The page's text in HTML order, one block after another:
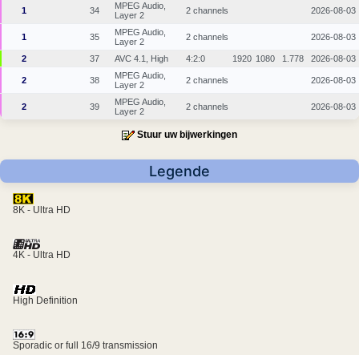
1 34
MPEG Audio,
Layer 2
2 channels 2026-08-03
1 35
MPEG Audio,
Layer 2
2 channels 2026-08-03
2 37 AVC 4.1, High 4:2:0 1920 1080 1.778 2026-08-03
2 38
MPEG Audio,
Layer 2
2 channels 2026-08-03
2 39
MPEG Audio,
Layer 2
2 channels 2026-08-03
Stuur uw bijwerkingen
Legende
8K - Ultra HD
4K - Ultra HD
High Definition
Sporadic or full 16/9 transmission